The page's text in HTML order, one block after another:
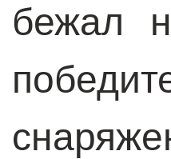
бежал